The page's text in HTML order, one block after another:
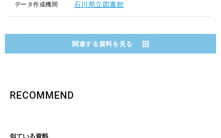
データ作成機関 石川県立図書館
関連する資料を見る
RECOMMEND
似ている資料